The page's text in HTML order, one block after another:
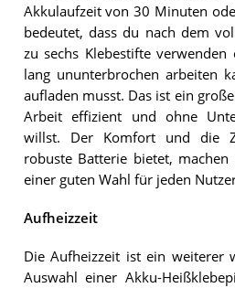
Akkulaufzeit von 30 Minuten
bedeutet, dass du nach dem
zu sechs Klebestifte
lang ununterbrochen arbeiten
aufladen musst. Das ist ein
Arbeit effizient und ohne
willst. Der Komfort und die
robuste Batterie bietet,
einer guten Wahl für jeden
Aufheizzeit
Die Aufheizzeit ist ein weiterer
Auswahl einer Akku-